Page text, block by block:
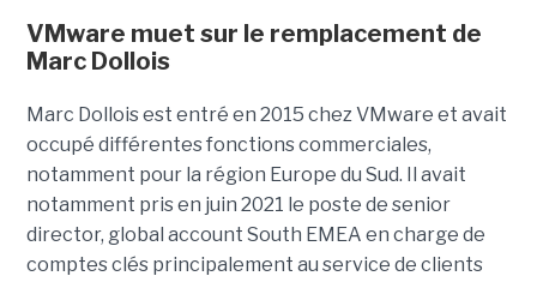
VMware muet sur le remplacement de
Marc Dollois
Marc Dollois est entré en 2015 chez VMware et avait
occupé différentes fonctions commerciales,
notamment pour la région Europe du Sud. Il avait
notamment pris en juin 2021 le poste de senior
director, global account South EMEA en charge de
comptes clés principalement au service de clients